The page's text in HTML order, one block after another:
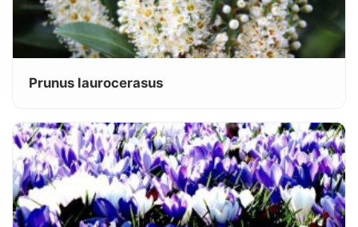
Prunus laurocerasus